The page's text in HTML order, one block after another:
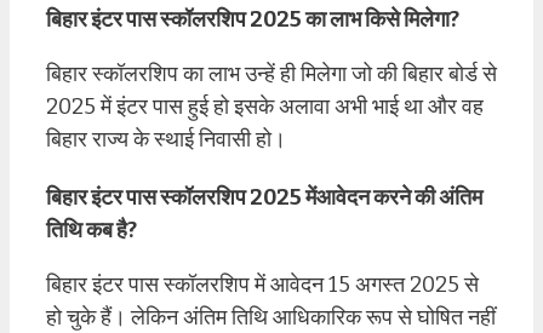
बिहार इंटर पास स्कॉलरशिप 2025 का लाभ किसे मिलेगा?
बिहार स्कॉलरशिप का लाभ उन्हें ही मिलेगा जो की बिहार बोर्ड से
2025 में इंटर पास हुई हो इसके अलावा अभी भाई था और वह
बिहार राज्य के स्थाई निवासी हो।
बिहार इंटर पास स्कॉलरशिप 2025 मेंआवेदन करने की अंतिम
तिथि कब है?
बिहार इंटर पास स्कॉलरशिप में आवेदन 15 अगस्त 2025 से
हो चुके हैं। लेकिन अंतिम तिथि आधिकारिक रूप से घोषित नहीं